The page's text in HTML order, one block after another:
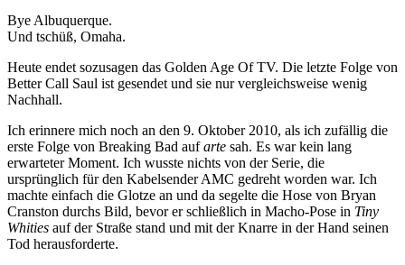
Bye Albuquerque.
Und tschüß, Omaha.
Heute endet sozusagen das Golden Age Of TV. Die letzte Folge von
Better Call Saul ist gesendet und sie nur vergleichsweise wenig
Nachhall.
Ich erinnere mich noch an den 9. Oktober 2010, als ich zufällig die
erste Folge von Breaking Bad aufarte sah. Es war kein lang
erwarteter Moment. Ich wusste nichts von der Serie, die
ursprünglich für den Kabelsender AMC gedreht worden war. Ich
machte einfach die Glotze an und da segelte die Hose von Bryan
Cranston durchs Bild, bevor er schließlich in Macho-Pose in Tiny
Whities auf der Straße stand und mit der Knarre in der Hand seinen
Tod herausforderte.